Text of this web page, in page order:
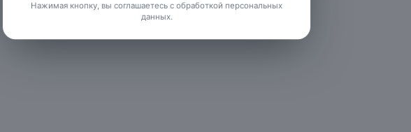
Нажимая кнопку, вы соглашаетесь с обработкой персональных
данных.